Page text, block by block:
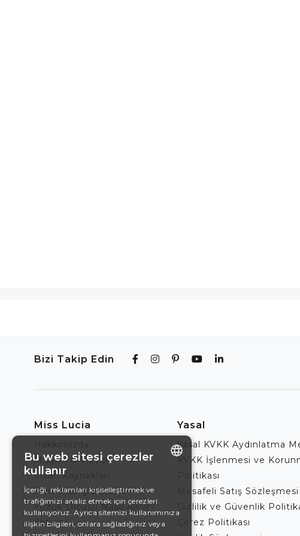
Bizi Takip Edin
Miss Lucia
Misyon & Vizyon
İnsan Kaynakları
Franchising Sistemi
Yüzük Ölçüsü Nasıl Alınır?
İletişim
Yasal
Yasal KVKK Aydınlatma
KVKK İşlenmesi ve
Politikası
Mesafeli Satış Sözleşmesi
Gizlilik ve Güvenlik
Çerez Politikası
DE
EN
Bu web sitesi çerezler
kullanır
İçeriği, reklamları kişiselleştirmek ve
trafiğimizi analiz etmek için çerezleri
kullanıyoruz. Ayrıca sitemizi kullanımınıza
ilişkin bilgileri, onlara sağladığınız veya